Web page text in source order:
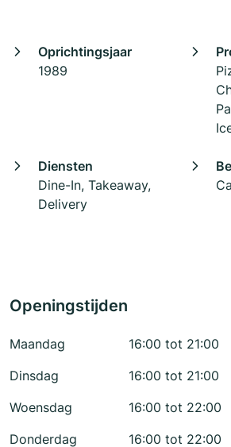
Oprichtingsjaar
1989
Diensten
Dine-In, Takeaway,
Delivery
Openingstijden
Maandag
16:00 tot 21:00
Dinsdag
16:00 tot 21:00
Woensdag
16:00 tot 22:00
Donderdag
16:00 tot 22:00